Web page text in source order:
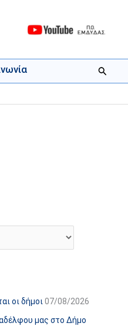
οι δήμοι07/08/2026
μας στο Δήμο